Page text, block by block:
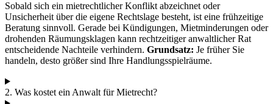
Sobald sich ein mietrechtlicher Konflikt abzeichnet oder
Unsicherheit über die eigene Rechtslage besteht, ist eine frühzeitige
Beratung sinnvoll. Gerade bei Kündigungen, Mietminderungen oder
drohenden Räumungsklagen kann rechtzeitiger anwaltlicher Rat
entscheidende Nachteile verhindern. Grundsatz: Je früher Sie
handeln, desto größer sind Ihre Handlungsspielräume.
2. Was kostet ein Anwalt für Mietrecht?